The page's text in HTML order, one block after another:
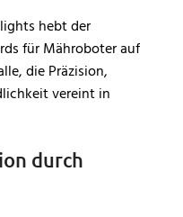
hebt der
für Mähroboter auf
die Präzision,
vereint in
durch